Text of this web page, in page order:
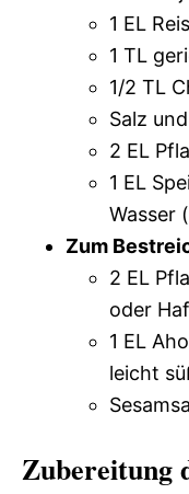
1 EL
1 TL
1/2 TL
Salz
2 EL
1 EL
Wasser
Zum
2 EL
oder
1 EL
leicht
Zubereitung